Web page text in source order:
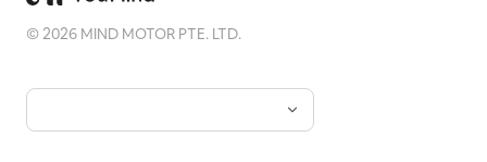
©2026 MIND MOTOR PTE. LTD.